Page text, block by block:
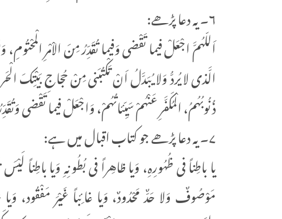
۶۔یہ دعا پڑھے:
اَللّـهُمَّ اجْعَلْ فیـما تَقْضی وَفیـما تُقَدِّرُ مِنَ الاْمْرِ
الَّذی لا يُردُّ وَلا يُبَدَّلُ اَنْ تَكْتُبَنی مِنْ حُجّاجِ بَيْتِكَ
ذُنُوبُهُمُ، الْمُكَفَّرِ عَنْهُمْ سَيِّئاتُهُمْ، وَاجْعَلْ فیـما تَقْضی
۷۔یہ دعا پڑھے جو کتاب اقبال میں ہے:
یا باطِناً فی ظُهُورِهِ، وَیا ظاهِراً فی بُطُونِهِ وَیا باطِناً
مَوْصُوفٌ وَلا حَدٌّ مَحْدُودٌ، وَیا غائِباً غَيْرَ مَفْقُود،